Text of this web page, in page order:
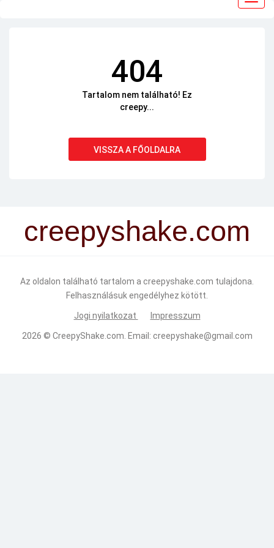
404
Tartalom nem található! Ez
creepy...
VISSZA A FŐOLDALRA
creepyshake.com
Az oldalon található tartalom a creepyshake.com tulajdona.
Felhasználásuk engedélyhez kötött.
Jogi nyilatkozat Impresszum
2026 © CreepyShake.com . Email: creepyshake@gmail.com